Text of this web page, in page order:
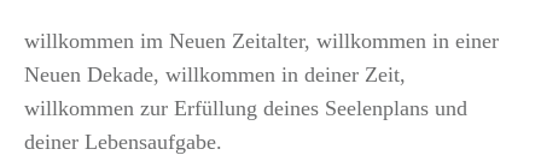
willkommen im Neuen Zeitalter, willkommen in einer
Neuen Dekade, willkommen in deiner Zeit,
willkommen zur Erfüllung deines Seelenplans und
deiner Lebensaufgabe.